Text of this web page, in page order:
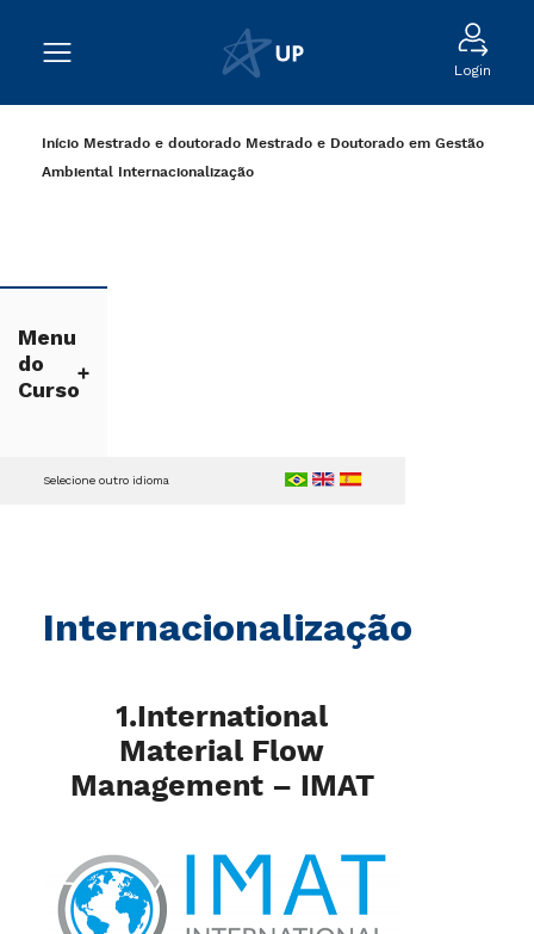
Login
Início Mestrado e doutorado Mestrado e Doutorado em Gestão
Ambiental Internacionalização
Menu
do
Curso
Internacionalização
Selecione outro idioma
1.International
Material Flow
Management – IMAT